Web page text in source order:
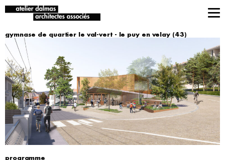
gymnase de quartier le val-vert - le puy en velay (43)
programme